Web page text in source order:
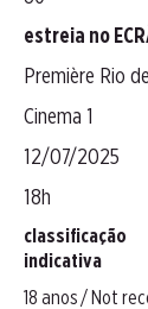
estreia no
Première Rio
Cinema 1
12/07/2025
18h
classificação
indicativa
18 anos / Not